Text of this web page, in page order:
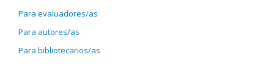
Para evaluadores/as
Para autores/as
Para bibliotecarios/as